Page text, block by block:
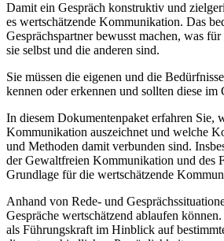
Damit ein Gespräch konstruktiv und
es wertschätzende Kommunikation. Das
Gesprächspartner bewusst machen, was
sie selbst und die anderen sind.
Sie müssen die eigenen und die
kennen oder erkennen und sollten diese im
In diesem Dokumentenpaket erfahren Sie,
Kommunikation auszeichnet und welche
und Methoden damit verbunden sind.
der Gewaltfreien Kommunikation und des
Grundlage für die wertschätzende
Anhand von Rede- und
Gespräche wertschätzend ablaufen
als Führungskraft im Hinblick auf